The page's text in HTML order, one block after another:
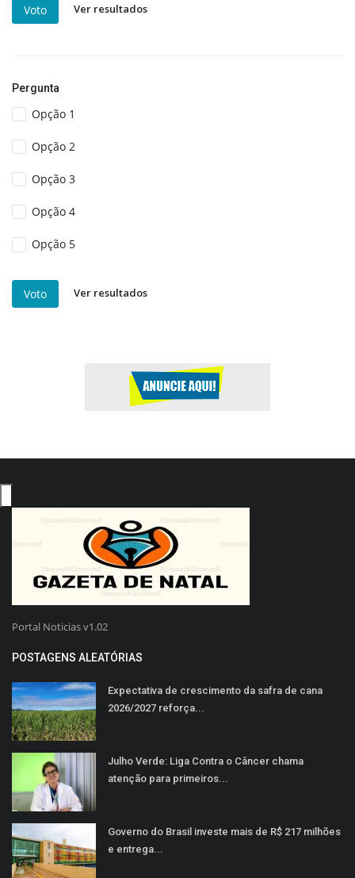
Voto Ver resultados
Pergunta
Opção 1
Opção 2
Opção 3
Opção 4
Opção 5
Voto Ver resultados
Portal Noticias v1.02
POSTAGENS ALEATÓRIAS
Expectativa de crescimento da safra de cana
2026/2027 reforça...
Julho Verde: Liga Contra o Câncer chama
atenção para primeiros...
Governo do Brasil investe mais de R$ 217 milhões
e entrega...